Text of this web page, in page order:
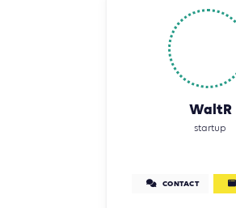
WaltR
startup
CONTACT